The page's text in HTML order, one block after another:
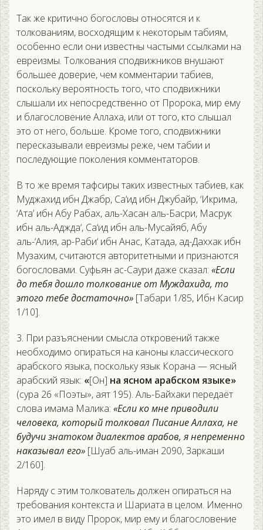
Так же критично богословы относятся и к
толкованиям, восходящим к некоторым табиям,
особенно если они известны частыми ссылками на
евреизмы. Толкования сподвижников внушают
большее доверие, чем комментарии табиев,
поскольку вероятность того, что сподвижники
слышали их непосредственно от Пророка, мир ему
и благословение Аллаха, или от того, кто слышал
это от него, больше. Кроме того, сподвижники
пересказывали евреизмы реже, чем табии и
последующие поколения комментаторов.
В то же время тафсиры таких известных табиев, как
Муджахид ибн Джабр, Са‘ид ибн Джубайр, ‘Икрима,
‘Ата’ ибн Абу Рабах, аль-Хасан аль-Басри, Масрук
ибн аль-Аджда‘, Са‘ид ибн аль-Мусайяб, Абу
аль-‘Алия, ар-Раби‘ ибн Анас, Катада, ад-Даххак ибн
Музахим, считаются авторитетными и признаются
богословами. Суфьян ас-Саури даже сказал: «Если
до тебя дошло толкование от Муждахида, то
этого тебе достаточно» [Табари 1/85, Ибн Касир
1/10].
3. При разъяснении смысла откровений также
необходимо опираться на каноны классического
арабского языка, поскольку язык Корана — ясный
арабский язык: «[Он] на ясном арабском языке»
(сура 26 «Поэты», аят 195). Аль-Байхаки передаёт
слова имама Малика: «Если ко мне приводили
человека, который толковал Писание Аллаха, не
будучи знатоком диалектов арабов, я непременно
наказывал его» [Шуаб аль-иман 2090, Заркаши
2/160].
Наряду с этим толкователь должен опираться на
требования контекста и Шариата в целом. Именно
это имел в виду Пророк, мир ему и благословение